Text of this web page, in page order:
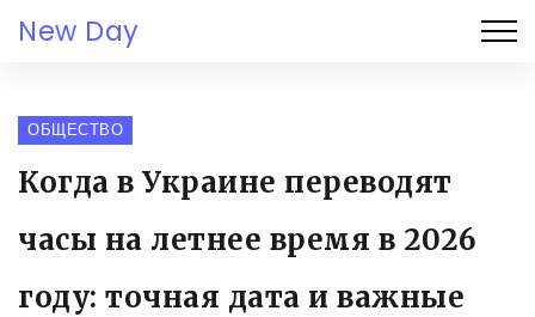
New Day
ОБЩЕСТВО
Когда в Украине переводят
часы на летнее время в 2026
году: точная дата и важные